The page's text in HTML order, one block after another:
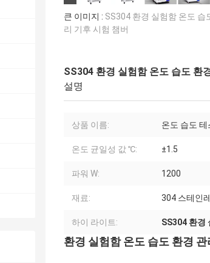
큰 이미지 : SS304 환경 실험함 온도 습
리 기후 시험 챔버
SS304 환경 실험함 온도 습도 환
설명
상품 이름: 온도 습도 테
온도 균일성 값 ℃: ±1.5
파워 W: 1200
재료: 304 스테인
하이 라이트: SS304 환경
환경 실험함 온도 습도 환경 관